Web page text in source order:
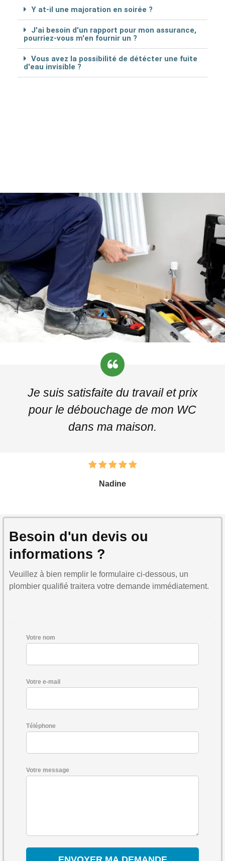
Y at-il une majoration en soirée ?
J'ai besoin d'un rapport pour mon assurance,
pourriez-vous m'en fournir un ?
Vous avez la possibilité de détécter une fuite
d'eau invisible ?
Je suis satisfaite du travail et prix
pour le débouchage de mon WC
dans ma maison.
Nadine
Besoin d'un devis ou
informations ?
Veuillez à bien remplir le formulaire ci-dessous, un
plombier qualifié traitera votre demande immédiatement.
Votre nom
Votre e-mail
Téléphone
Votre message